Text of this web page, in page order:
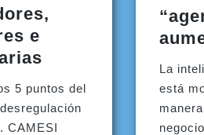
e
5 puntos del
CAMESI
La
está